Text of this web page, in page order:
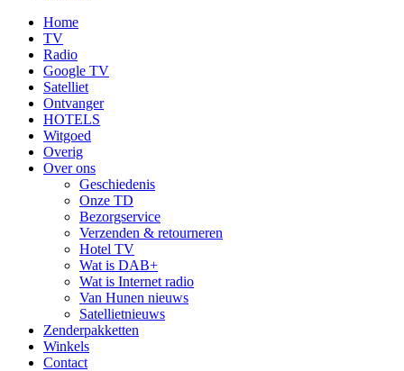
Home
TV
Radio
Google TV
Satelliet
Ontvanger
HOTELS
Witgoed
Overig
Over ons
Geschiedenis
Onze TD
Bezorgservice
Verzenden & retourneren
Hotel TV
Wat is DAB+
Wat is Internet radio
Van Hunen nieuws
Satellietnieuws
Zenderpakketten
Winkels
Contact